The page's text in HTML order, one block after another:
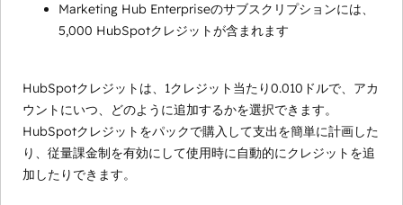
Marketing Hub Enterpriseのサブスクリプションには、
5,000 HubSpotクレジットが含まれます
HubSpotクレジットは、1クレジット当たり0.010ドルで、アカ
ウントにいつ、どのように追加するかを選択できます。
HubSpotクレジットをパックで購入して支出を簡単に計画した
り、従量課金制を有効にして使用時に自動的にクレジットを追
加したりできます。